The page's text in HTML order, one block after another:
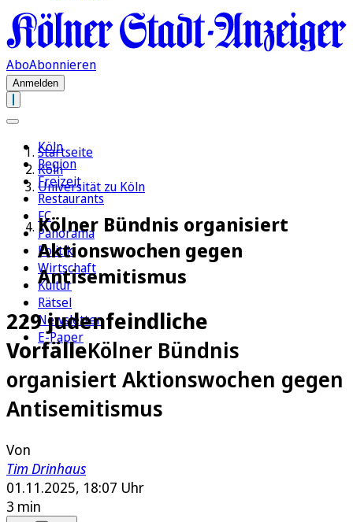
AboAbonnieren
Anmelden
Köln
Region
Freizeit
Restaurants
FC
Panorama
Politik
Wirtschaft
Kultur
Rätsel
Newsletter
E-Paper
Startseite
Köln
Universität zu Köln
Kölner Bündnis organisiert
Aktionswochen gegen
Antisemitismus
229 judenfeindliche
VorfälleKölner Bündnis
organisiert Aktionswochen gegen
Antisemitismus
Von
Tim Drinhaus
01.11.2025, 18:07 Uhr
3 min